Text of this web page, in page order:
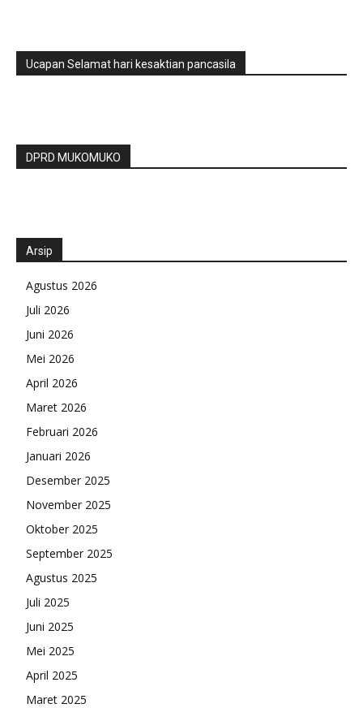
Ucapan Selamat hari kesaktian pancasila
DPRD MUKOMUKO
Arsip
Agustus 2026
Juli 2026
Juni 2026
Mei 2026
April 2026
Maret 2026
Februari 2026
Januari 2026
Desember 2025
November 2025
Oktober 2025
September 2025
Agustus 2025
Juli 2025
Juni 2025
Mei 2025
April 2025
Maret 2025